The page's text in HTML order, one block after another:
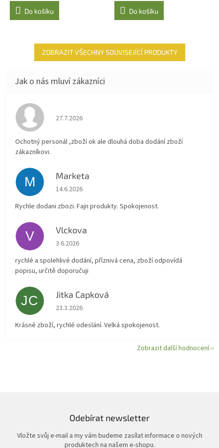
Do košíku Do košíku
ZOBRAZIT VŠECHNY SOUVISEJÍCÍ PRODUKTY
Hodnocení obchodu je 4 z 5 hvězdiček.
27.7.2026
Ochotný personál ,zboží ok ale dlouhá doba dodání zboží
zákazníkovi.
M Marketa
Hodnocení obchodu je 5 z 5 hvězdiček.
14.6.2026
Rychle dodani zbozi. Fajn produkty. Spokojenost.
V Vlckova
Hodnocení obchodu je 5 z 5 hvězdiček.
3.6.2026
rychlé a spolehlivé dodání, příznivá cena, zboží odpovídá
popisu, určitě doporučuji
JC Jitka Capková
Hodnocení obchodu je 5 z 5 hvězdiček.
23.3.2026
Krásné zboží, rychlé odeslání. Velká spokojenost.
Zobrazit další hodnocení
Odebírat newsletter
Vložte svůj e-mail a my vám budeme zasílat informace o nových
produktech na našem e-shopu.